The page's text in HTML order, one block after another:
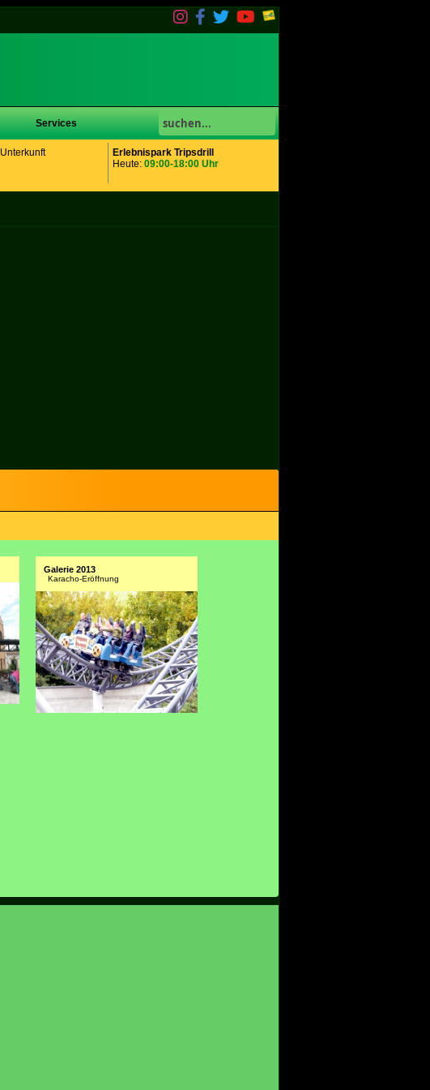
Services
Erlebnispark Tripsdrill
Heute: 09:00-18:00 Uhr
Unterkunft
Galerie 2013
Karacho-Eröffnung